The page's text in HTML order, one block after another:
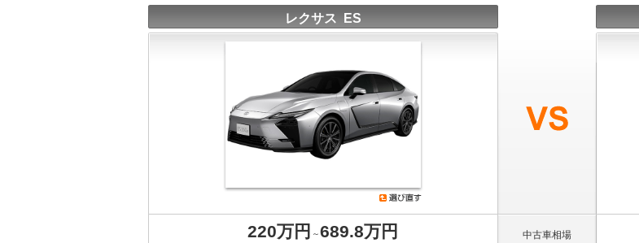
レクサス ES
220万円 ～689.8万円 中古車相場